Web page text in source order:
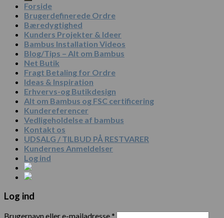
Forside
Brugerdefinerede Ordre
Bæredygtighed
Kunders Projekter & Ideer
Bambus Installation Videos
Blog/Tips – Alt om Bambus
Net Butik
Fragt Betaling for Ordre
Ideas & Inspiration
Erhvervs-og Butikdesign
Alt om Bambus og FSC certificering
Kundereferencer
Vedligeholdelse af bambus
Kontakt os
UDSALG / TILBUD PÅ RESTVARER
Kundernes Anmeldelser
Log ind
Log ind
Brugernavn eller e-mailadresse*